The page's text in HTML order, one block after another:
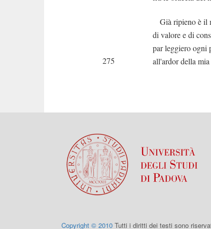
Già ripieno è il
di valore e di
par leggiero ogni
275
all'ardor della mia
Copyright © 2010 Tutti i diritti dei testi sono